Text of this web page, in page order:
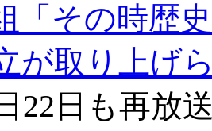
「その時歴
が取り上げ
22日も再放